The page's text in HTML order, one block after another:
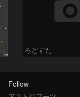
ろどすた
Follow